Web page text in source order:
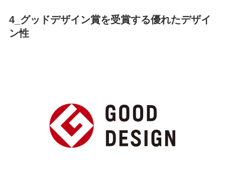
4_グッドデザイン賞を受賞する優れたデザイ
ン性